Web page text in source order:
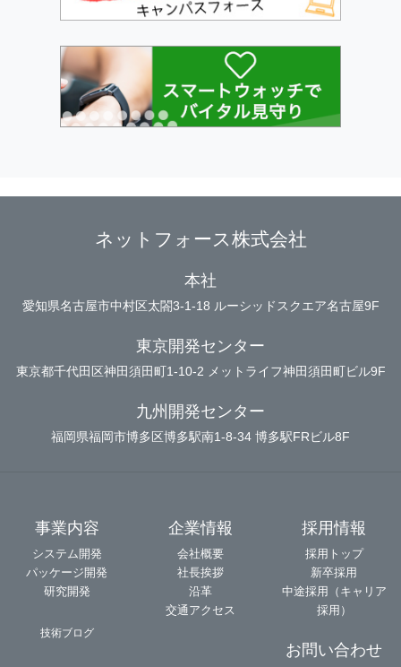
ネットフォース株式会社
本社
愛知県名古屋市中村区太閤3-1-18 ルーシッドスクエア名古屋9F
東京開発センター
東京都千代田区神田須田町1-10-2 メットライフ神田須田町ビル9F
九州開発センター
福岡県福岡市博多区博多駅南1-8-34 博多駅FRビル8F
事業内容
システム開発
パッケージ開発
研究開発
技術ブログ
企業情報
会社概要
社長挨拶
沿革
交通アクセス
採用情報
採用トップ
新卒採用
中途採用（キャリア
採用）
お問い合わせ